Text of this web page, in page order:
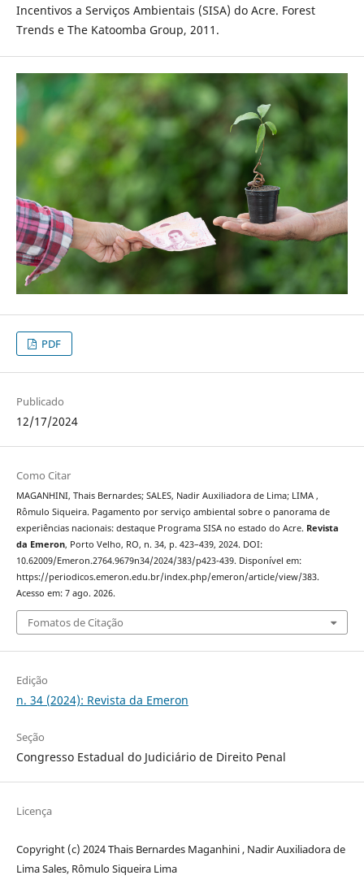
Incentivos a Serviços Ambientais (SISA) do Acre. Forest
Trends e The Katoomba Group, 2011.
PDF
Publicado
12/17/2024
Como Citar
MAGANHINI, Thais Bernardes; SALES, Nadir Auxiliadora de Lima; LIMA ,
Rômulo Siqueira. Pagamento por serviço ambiental sobre o panorama de
experiências nacionais: destaque Programa SISA no estado do Acre. Revista
da Emeron, Porto Velho, RO, n. 34, p. 423–439, 2024. DOI:
10.62009/Emeron.2764.9679n34/2024/383/p423-439. Disponível em:
https://periodicos.emeron.edu.br/index.php/emeron/article/view/383.
Acesso em: 7 ago. 2026.
Fomatos de Citação
Edição
n. 34 (2024): Revista da Emeron
Seção
Congresso Estadual do Judiciário de Direito Penal
Licença
Copyright (c) 2024 Thais Bernardes Maganhini , Nadir Auxiliadora de
Lima Sales, Rômulo Siqueira Lima